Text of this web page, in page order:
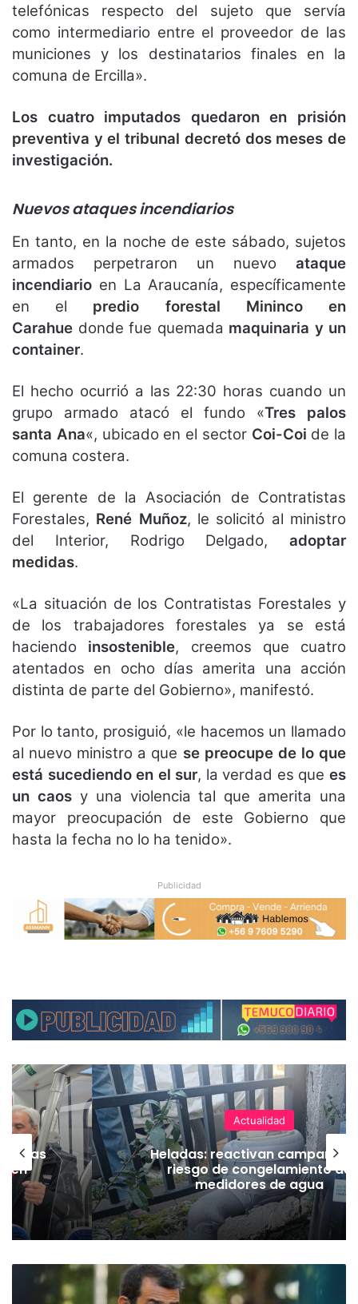
telefónicas respecto del sujeto que servía
como intermediario entre el proveedor de las
municiones y los destinatarios finales en la
comuna de Ercilla».
Los cuatro imputados quedaron en prisión
preventiva y el tribunal decretó dos meses de
investigación.
Nuevos ataques incendiarios
En tanto, en la noche de este sábado, sujetos
armados perpetraron un nuevo ataque
incendiario en La Araucanía, específicamente
en el predio forestal Mininco en
Carahue donde fue quemada maquinaria y un
container.
El hecho ocurrió a las 22:30 horas cuando un
grupo armado atacó el fundo «Tres palos
santa Ana«, ubicado en el sectorCoi-Coi de la
comuna costera.
El gerente de la Asociación de Contratistas
Forestales, René Muñoz, le solicitó al ministro
del Interior, Rodrigo Delgado, adoptar
medidas.
«La situación de los Contratistas Forestales y
de los trabajadores forestales ya se está
haciendo insostenible, creemos que cuatro
atentados en ocho días amerita una acción
distinta de parte del Gobierno», manifestó.
Por lo tanto, prosiguió, «le hacemos un llamado
al nuevo ministro a que se preocupe de lo que
está sucediendo en el sur, la verdad es que es
un caosy una violencia tal que amerita una
mayor preocupación de este Gobierno que
hasta la fecha no lo ha tenido».
Publicidad
vías
Actualidad
Heladas: reactivan campaña
riesgo de congelamiento de
medidores de agua